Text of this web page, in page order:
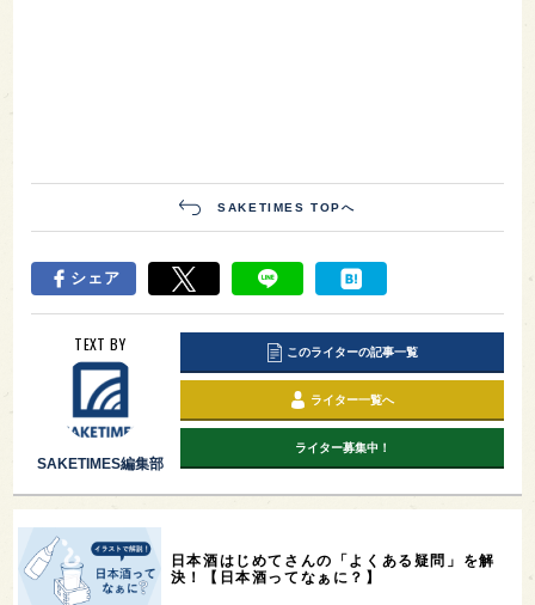
SAKETIMES TOPへ
シェア
TEXT BY
SAKETIMES編集部
このライターの記事一覧
ライター一覧へ
ライター募集中！
日本酒はじめてさんの「よくある疑問」を解
決！【日本酒ってなぁに？】